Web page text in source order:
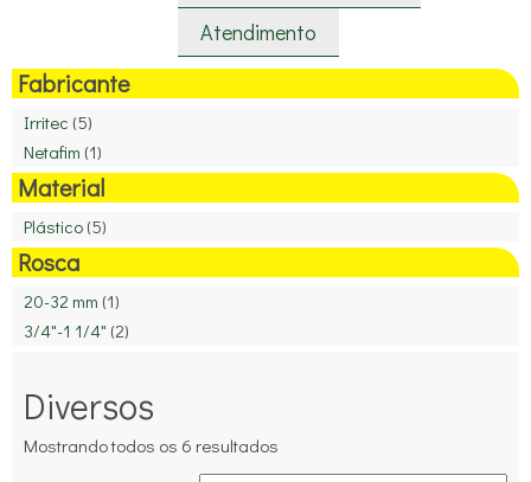
Atendimento
Fabricante
Irritec (5)
Netafim (1)
Material
Plástico (5)
Rosca
20-32 mm (1)
3/4"-1 1/4" (2)
Diversos
Mostrando todos os 6 resultados